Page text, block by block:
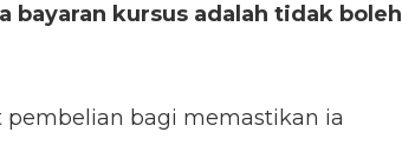
bayaran kursus adalah tidak boleh
bagi memastikan ia